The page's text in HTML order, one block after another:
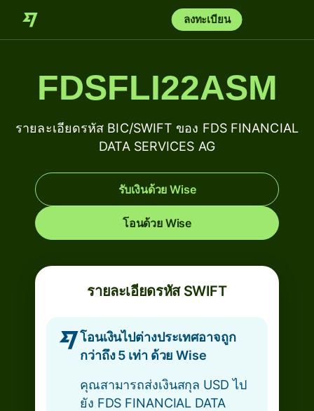
ลงทะเบียน
FDSFLI22ASM
รายละเอียดรหัส BIC/SWIFT ของ FDS FINANCIAL
DATA SERVICES AG
รับเงินด้วย Wise
โอนด้วย Wise
รายละเอียดรหัส SWIFT
โอนเงินไปต่างประเทศอาจถูก
กว่าถึง 5 เท่า ด้วย Wise
คุณสามารถส่งเงินสกุล USD ไป
ยัง FDS FINANCIAL DATA